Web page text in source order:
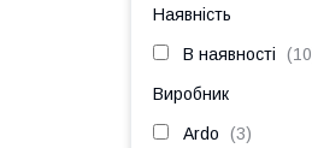
Наявність
В наявності 10
Виробник
Ardo 3